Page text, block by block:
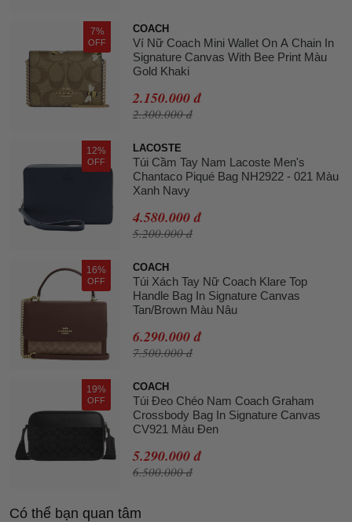
7%
OFF
COACH
Ví Nữ Coach Mini Wallet On A Chain In
Signature Canvas With Bee Print Màu
Gold Khaki
2.150.000 đ
2.300.000 đ
12%
OFF
LACOSTE
Túi Cầm Tay Nam Lacoste Men's
Chantaco Piqué Bag NH2922 - 021 Màu
Xanh Navy
4.580.000 đ
5.200.000 đ
16%
OFF
COACH
Túi Xách Tay Nữ Coach Klare Top
Handle Bag In Signature Canvas
Tan/Brown Màu Nâu
6.290.000 đ
7.500.000 đ
19%
OFF
COACH
Túi Đeo Chéo Nam Coach Graham
Crossbody Bag In Signature Canvas
CV921 Màu Đen
5.290.000 đ
6.500.000 đ
Có thể bạn quan tâm